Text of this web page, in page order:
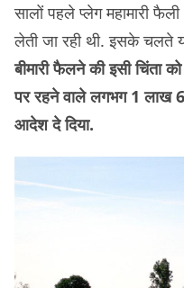
सालों पहले प्लेग महामारी
लेती जा रही थी. इसके चलते
बीमारी फैलने की इसी चिंता
पर रहने वाले लगभग 1 लाख
आदेश दे दिया.